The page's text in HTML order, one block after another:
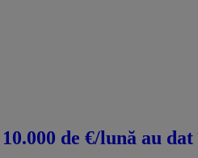
de €/lună au